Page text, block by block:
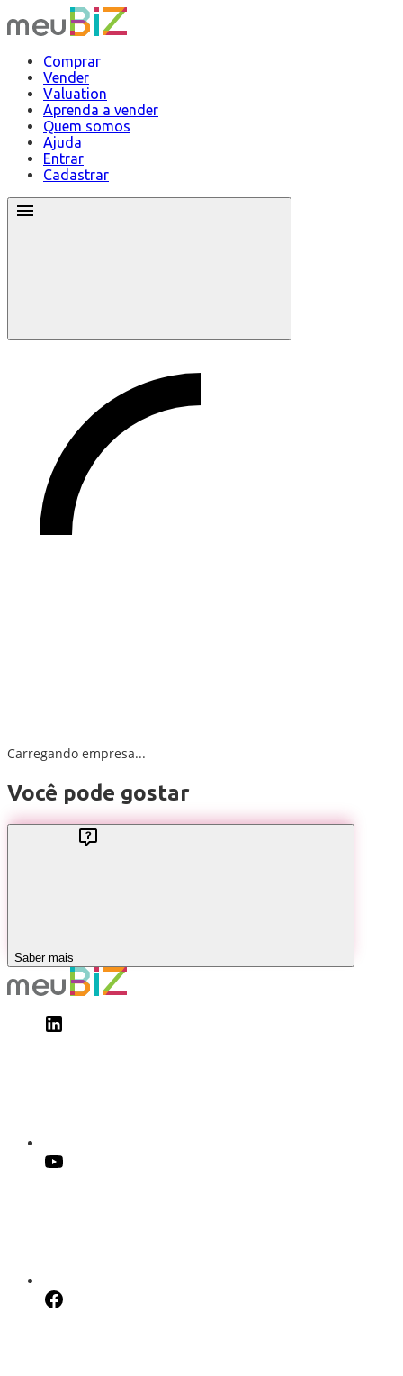
Comprar
Vender
Valuation
Aprenda a vender
Quem somos
Ajuda
Entrar
Cadastrar
Carregando empresa...
Você pode gostar
Saber mais